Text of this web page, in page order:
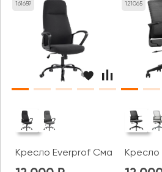
161659
Кресло Everprof Смарт / Smart
121065
Кресло